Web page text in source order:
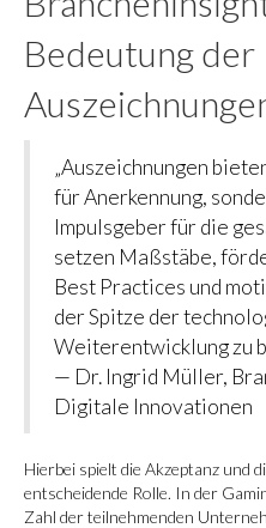
Bedeutung der
„Auszeichnungen
für Anerkennung,
Impulsgeber für die
setzen Maßstäbe,
Best Practices und
der Spitze der
Weiterentwicklung zu
— Dr. Ingrid Müller,
Digitale Innovationen
Hierbei spielt die Akzeptanz und
entscheidende Rolle. In der
Zahl der teilnehmenden